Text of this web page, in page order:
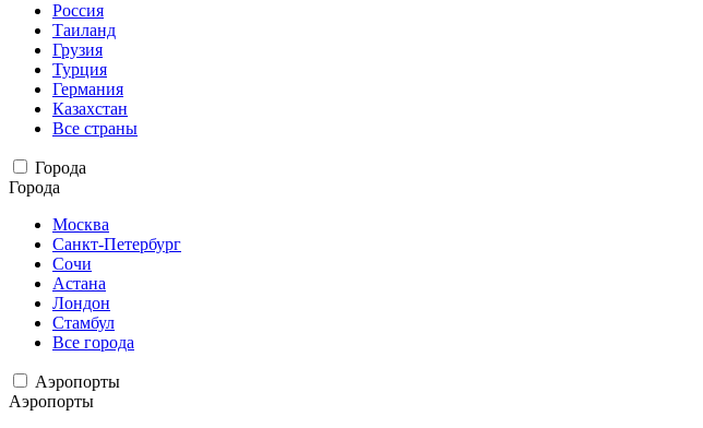
Россия
Таиланд
Грузия
Турция
Германия
Казахстан
Все страны
Города
Города
Москва
Санкт-Петербург
Сочи
Астана
Лондон
Стамбул
Все города
Аэропорты
Аэропорты